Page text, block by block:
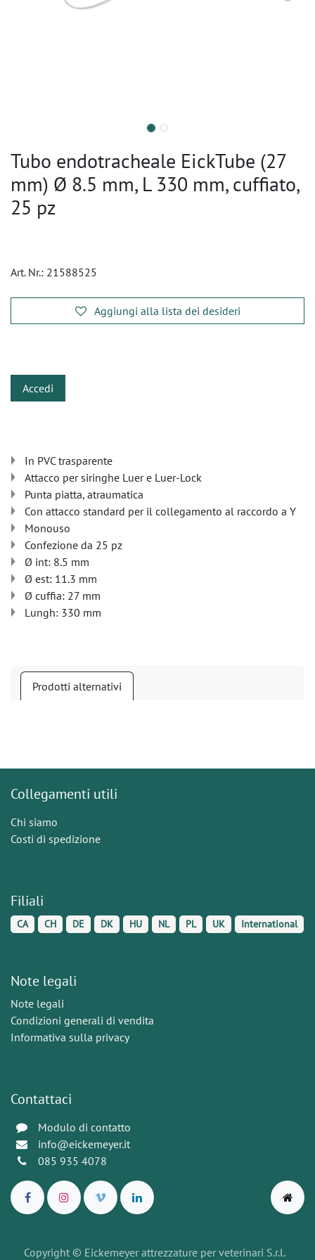
Tubo endotracheale EickTube (27
mm) Ø 8.5 mm, L 330 mm, cuffiato,
25 pz
Art. Nr.: 21588525
Aggiungi alla lista dei desideri
Accedi
In PVC trasparente
Attacco per siringhe Luer e Luer-Lock
Punta piatta, atraumatica
Con attacco standard per il collegamento al raccordo a Y
Monouso
Confezione da 25 pz
Ø int: 8.5 mm
Ø est: 11.3 mm
Ø cuffia: 27 mm
Lungh: 330 mm
Prodotti alternativi
Collegamenti utili
Chi siamo
Costi di spedizione
Filiali
CA CH DE DK HU NL PL UK International
Note legali
Note legali
Condizioni generali di vendita
Informativa sulla privacy
Contattaci
Modulo di contatto
info@eickemeyer.it
085 935 4078
Copyright © Eickemeyer attrezzature per veterinari S.r.l.